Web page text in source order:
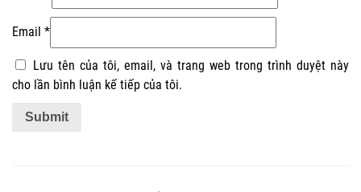
Email *
Lưu tên của tôi, email, và trang web trong trình duyệt này
cho lần bình luận kế tiếp của tôi.